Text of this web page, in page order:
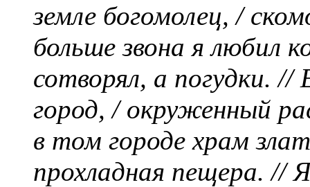
земле богомолец, /
больше звона я любил
сотворял, а погудки. //
город, / окруженный
в том городе храм
прохладная пещера. //